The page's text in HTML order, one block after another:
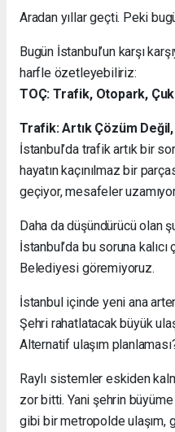
Aradan yıllar geçti. Peki
Bugün İstanbul’un karşı
harfle özetleyebiliriz:
TOÇ: Trafik, Otopark,
Trafik: Artık Çözüm
İstanbul’da trafik artık bir
hayatın kaçınılmaz bir
geçiyor, mesafeler
Daha da düşündürücü olan
İstanbul’da bu soruna
Belediyesi göremiyoruz.
İstanbul içinde yeni ana
Şehri rahatlatacak büyük
Alternatif ulaşım
Raylı sistemler eskiden
zor bitti. Yani şehrin
gibi bir metropolde ulaşım,